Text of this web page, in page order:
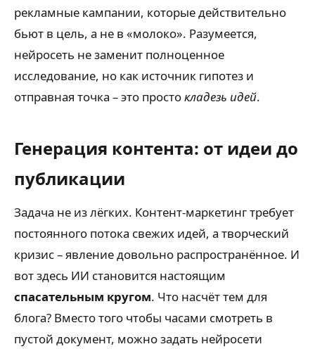
рекламные кампании, которые действительно
бьют в цель, а не в «молоко». Разумеется,
нейросеть не заменит полноценное
исследование, но как источник гипотез и
отправная точка – это простокладезь идей.
Генерация контента: от идеи до
публикации
Задача не из лёгких. Контент-маркетинг требует
постоянного потока свежих идей, а творческий
кризис – явление довольно распространённое. И
вот здесь ИИ становится настоящим
спасательным кругом. Что насчёт тем для
блога? Вместо того чтобы часами смотреть в
пустой документ, можно задать нейросети